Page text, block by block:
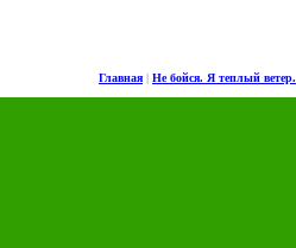
Главная | Не бойся. Я теплый ветер.